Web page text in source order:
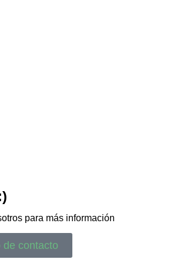
para más información
de contacto